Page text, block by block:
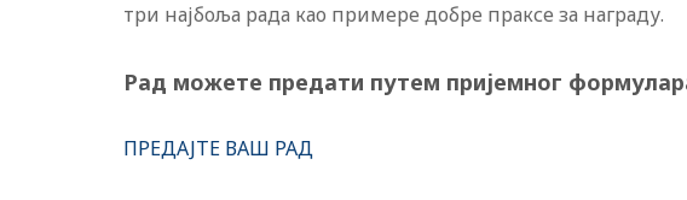
три најбоља рада као примере добре праксе за награду.
Рад можете предати путем пријемног
ПРЕДАЈТЕ ВАШ РАД